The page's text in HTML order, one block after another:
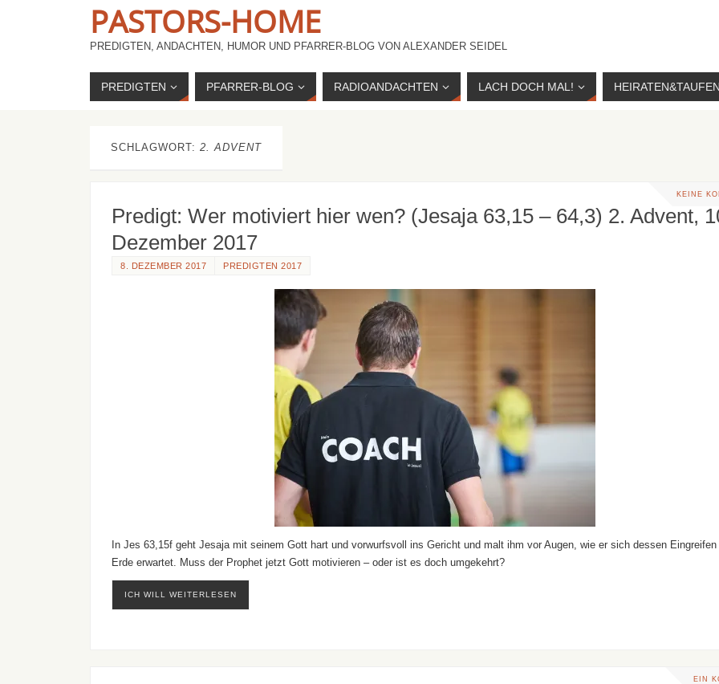
PASTORS-HOME
PREDIGTEN, ANDACHTEN, HUMOR UND PFARRER-BLOG VON ALEXANDER SEIDEL
PREDIGTEN PFARRER-BLOG RADIOANDACHTEN LACH DOCH MAL! HEIRATEN&TAUFEN
SCHLAGWORT: 2. ADVENT
KEINE
Predigt: Wer motiviert hier wen? (Jesaja 63,15 – 64,3) 2. Advent,
Dezember 2017
8. DEZEMBER 2017 PREDIGTEN 2017
In Jes 63,15f geht Jesaja mit seinem Gott hart und vorwurfsvoll ins Gericht und malt ihm vor Augen, wie er sich dessen Eingreifen
Erde erwartet. Muss der Prophet jetzt Gott motivieren – oder ist es doch umgekehrt?
ICH WILL WEITERLESEN
EIN